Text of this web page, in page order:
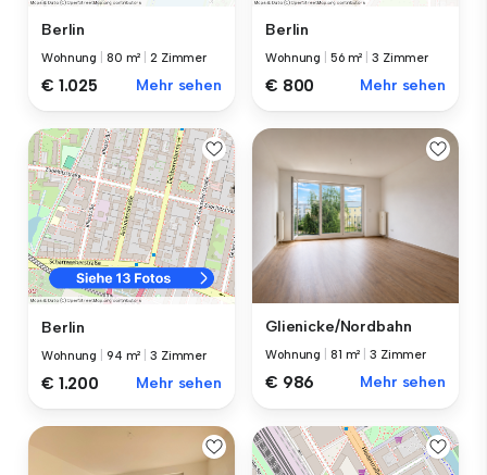
Berlin
Wohnung 80 m² |2 Zimmer
€ 1.025 Mehr sehen
Berlin
Wohnung 56 m² |3 Zimmer
€ 800 Mehr sehen
Berlin
Wohnung 94 m² |3 Zimmer
€ 1.200 Mehr sehen
Glienicke/Nordbahn
Wohnung 81 m² |3 Zimmer
€ 986 Mehr sehen